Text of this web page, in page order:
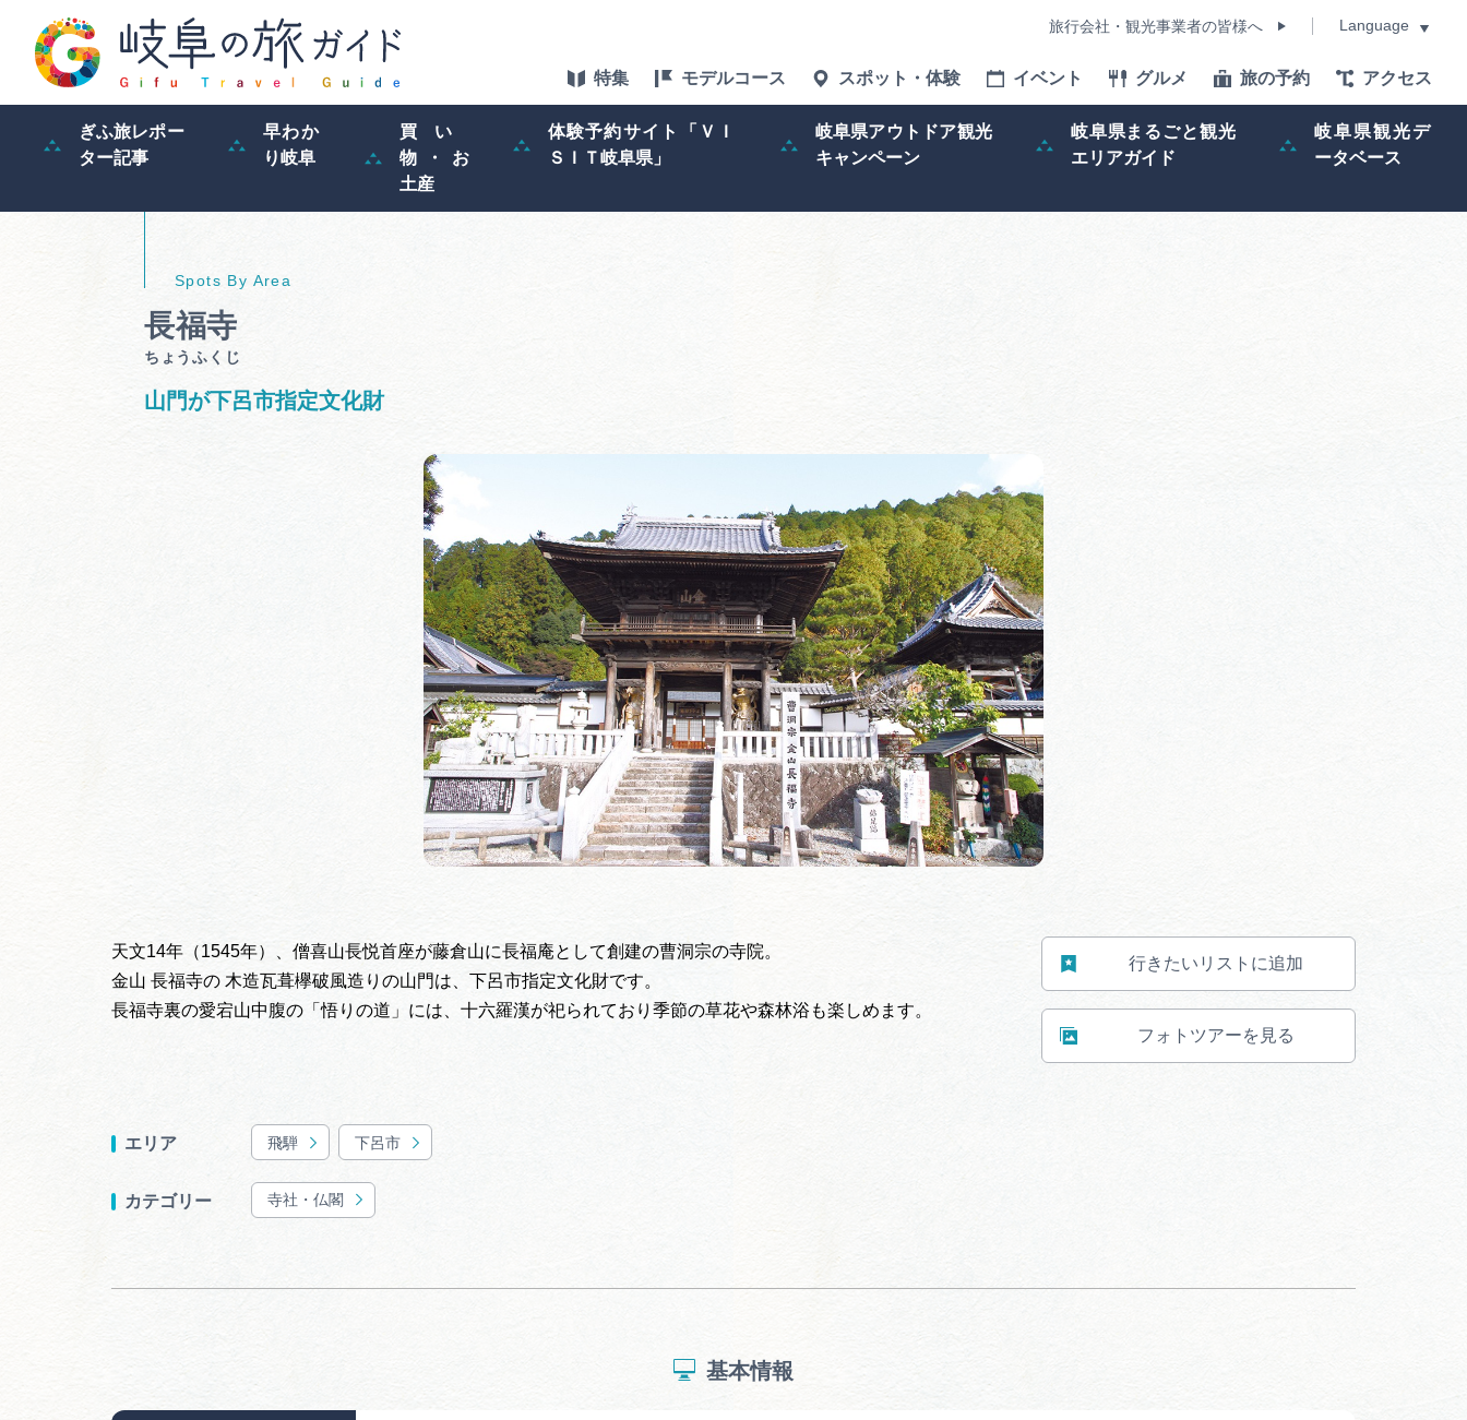
旅行会社・観光事業者の皆様へ Language
特集 モデルコース スポット・体験 イベント グルメ 旅の予約 アクセス
ぎふ旅レポー
ター記事
早わか
り岐阜
買い
物・お
土産
体験予約サイト「ＶＩ
ＳＩＴ岐阜県」
岐阜県アウトドア観光
キャンペーン
岐阜県まるごと観光
エリアガイド
岐阜県観光デ
ータベース
買い物・お土産
岐阜県アウトドア観光キャン
ペーン
岐阜県観光データベース
旅行会社・観光事業者の皆様へ
動画ライブラリー
広告掲載 サイトポリシー
長福寺
ちょうふくじ
山門が下呂市指定文化財
天文14年（1545年）、僧喜山長悦首座が藤倉山に長福庵として創建の曹洞宗の寺院。
金山 長福寺の 木造瓦葺欅破風造りの山門は、下呂市指定文化財です。
長福寺裏の愛宕山中腹の「悟りの道」には、十六羅漢が祀られており季節の草花や森林浴も楽しめます。
エリア 飛騨 下呂市
カテゴリー 寺社・仏閣
行きたいリストに追加
フォトツアーを見る
基本情報